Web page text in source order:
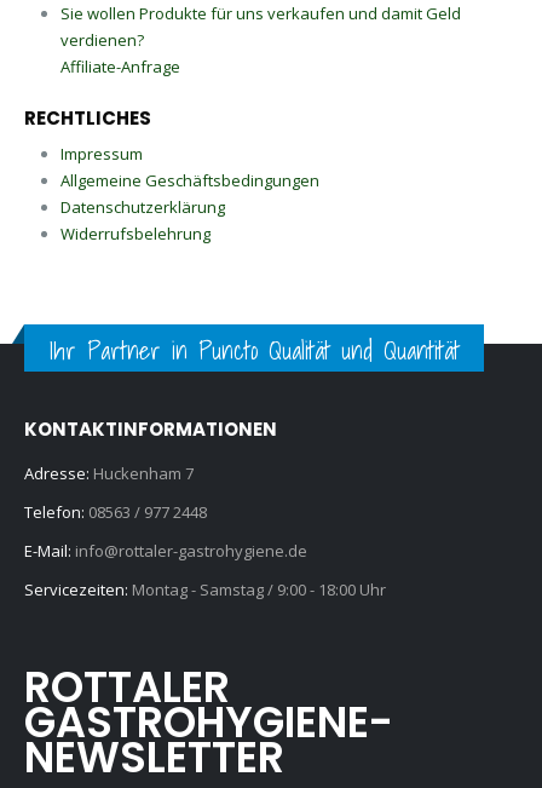
Sie wollen Produkte für uns verkaufen und damit Geld
verdienen?
Affiliate-Anfrage
RECHTLICHES
Impressum
Allgemeine Geschäftsbedingungen
Datenschutzerklärung
Widerrufsbelehrung
Ihr Partner in Puncto Qualität und Quantität
KONTAKTINFORMATIONEN
Adresse: Huckenham 7
Telefon: 08563 / 977 2448
E-Mail: info@rottaler-gastrohygiene.de
Servicezeiten: Montag - Samstag / 9:00 - 18:00 Uhr
ROTTALER
GASTROHYGIENE-
NEWSLETTER